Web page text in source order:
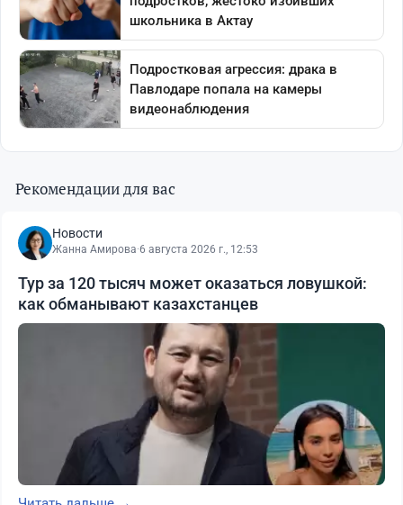
Рекомендации для вас
Новости
Жанна Амирова·6 августа 2026 г., 12:53
Тур за 120 тысяч может оказаться ловушкой:
как обманывают казахстанцев